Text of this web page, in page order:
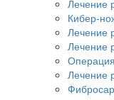
Лечение
Кибер-
Лечение
Лечение
Лечение